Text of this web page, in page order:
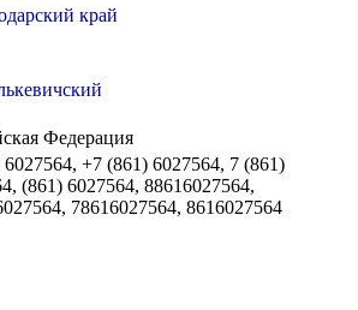
край
Федерация
6027564, +7 (861) 6027564, 7 (861)
(861) 6027564, 88616027564,
78616027564, 8616027564